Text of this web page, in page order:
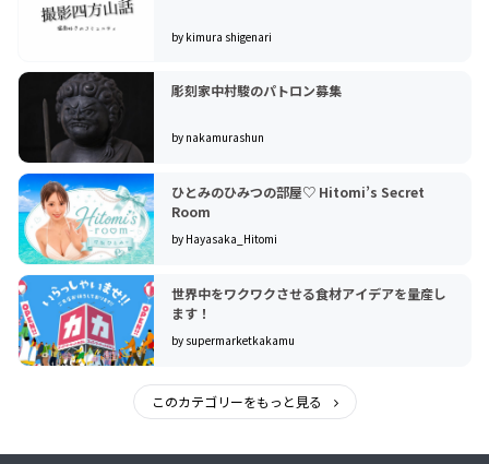
by kimura shigenari
彫刻家中村駿のパトロン募集
by nakamurashun
ひとみのひみつの部屋♡ Hitomi’s Secret
Room
by Hayasaka_Hitomi
世界中をワクワクさせる食材アイデアを量産し
ます！
by supermarketkakamu
このカテゴリーをもっと見る